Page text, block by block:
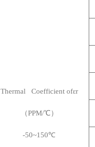
Thermal Coefficient ofεr
（PPM/℃）
-50~150℃